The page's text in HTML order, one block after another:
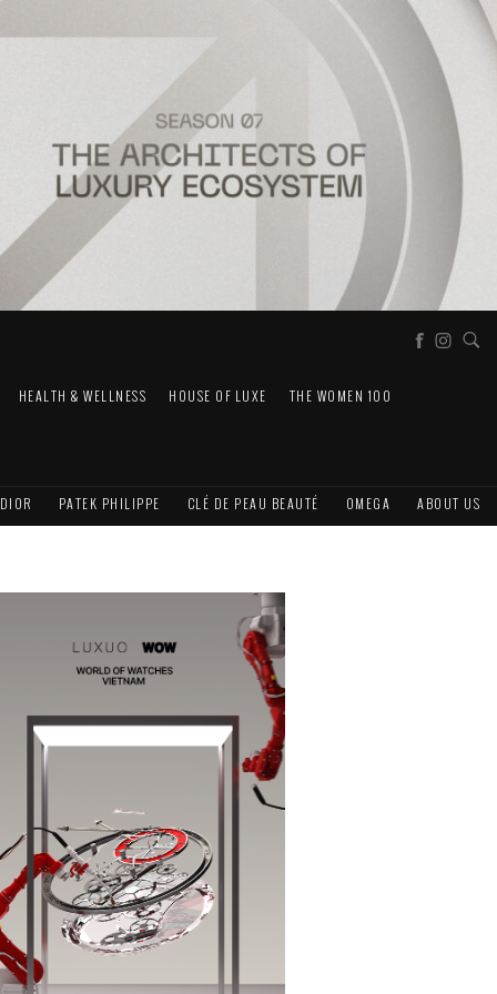
HEALTH & WELLNESS HOUSE OF LUXE THE WOMEN 100
DIOR PATEK PHILIPPE CLÉ DE PEAU BEAUTÉ OMEGA ABOUT US